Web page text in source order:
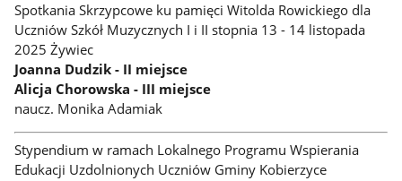
Spotkania Skrzypcowe ku pamięci Witolda Rowickiego dla
Uczniów Szkół Muzycznych I i II stopnia 13 - 14 listopada
2025 Żywiec
Joanna Dudzik - II miejsce
Alicja Chorowska - III miejsce
naucz. Monika Adamiak
Stypendium w ramach Lokalnego Programu Wspierania
Edukacji Uzdolnionych Uczniów Gminy Kobierzyce